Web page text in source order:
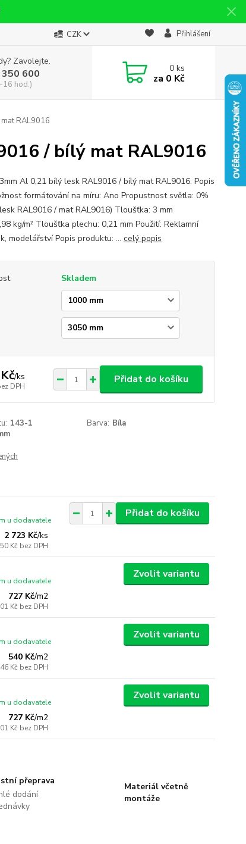
CZK Přihlášení
Zavolejte.
600
16 hod.)
0ks
za 0 Kč
RAL9016
/ bílý mat RAL9016
Al 0,21 bílý lesk RAL9016 / bílý mat RAL9016: Popis
formátování na míru: Ano Propustnost světla: 0%
RAL9016 / mat RAL9016) Tloušťka: 3 mm
kg/m² Tloušťka plechu: 0,21 mm Použití: Reklamní
modelářství Popis produktu: ... celý popis
Skladem
/ks
DPH
Přidat do košíku
143-1 Barva: Bíla
2 723 Kč/ks
Kč bez DPH
u dodavatele
Přidat do košíku
727 Kč/m2
Kč bez DPH
u dodavatele
Zvolit variantu
540 Kč/m2
Kč bez DPH
u dodavatele
Zvolit variantu
727 Kč/m2
Kč bez DPH
u dodavatele
Zvolit variantu
přeprava
dodání
Materiál včetně
montáže